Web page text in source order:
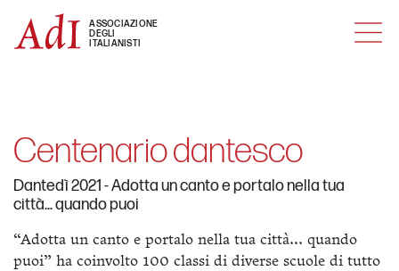
ASSOCIAZIONE
DEGLI
ITALIANISTI
MENU
Centenario dantesco
Dantedì 2021 - Adotta un canto e portalo nella tua
città... quando puoi
“Adotta un canto e portalo nella tua città... quando
puoi” ha coinvolto 100 classi di diverse scuole di tutto